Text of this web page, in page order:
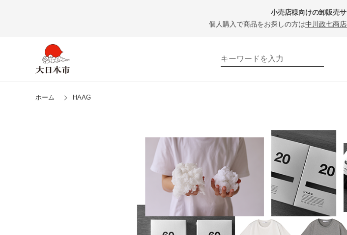
小売店様向けの卸販売サ
個人購入で商品をお探しの方は中川政七商
ホーム HAAG